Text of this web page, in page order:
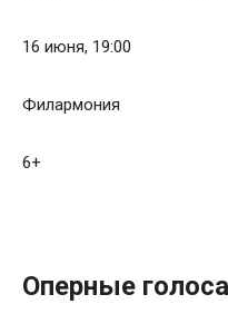
16 июня, 19:00
Филармония
6+
Оперные